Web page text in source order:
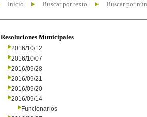
Inicio Buscar por texto Buscar por
Resoluciones Municipales
2016/10/12
2016/10/07
2016/09/28
2016/09/21
2016/09/20
2016/09/14
Funcionarios